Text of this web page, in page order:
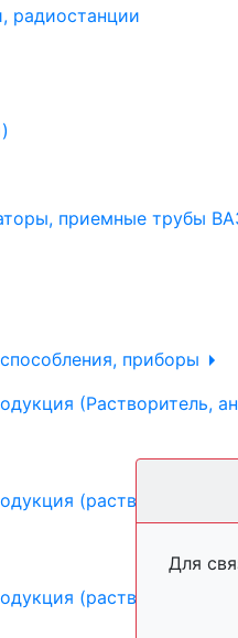
радиостанции
приемные трубы
приборы
(Растворитель,
(растворитель,
(растворитель,
Для